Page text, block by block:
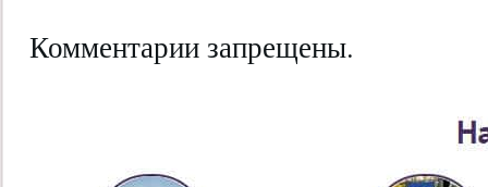
Комментарии запрещены.